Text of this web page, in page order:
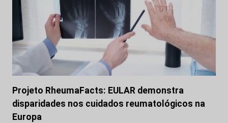
Projeto RheumaFacts: EULAR demonstra
disparidades nos cuidados reumatológicos na
Europa